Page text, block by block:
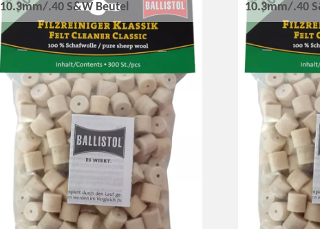
10.3mm/.40 S&W Beutel
10.3mm/.40